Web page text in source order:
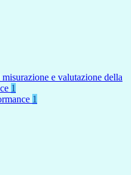
misurazione e valutazione della
1
1